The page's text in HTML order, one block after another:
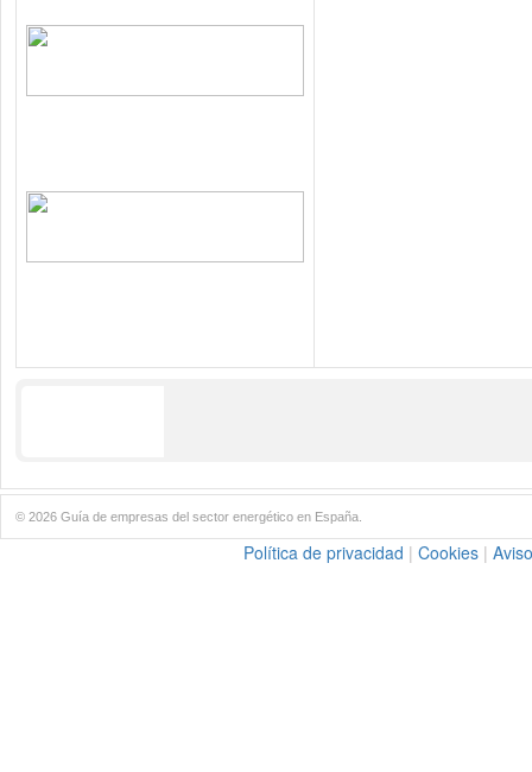
© 2026 Guía de empresas del sector energético en España.
Política de privacidad | Cookies |